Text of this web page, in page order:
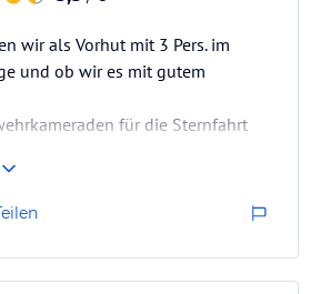
wir als Vorhut mit 3 Pers. im
und ob wir es mit gutem
für die Sternfahrt
begeistert und haben uns sehr
familiengeführten Hotel.
Gruppe dann zur Sternfahrt
begeistert und haben sich dort
Keiner hatte etwas zu